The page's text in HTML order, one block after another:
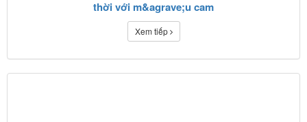
thời với m&agrave;u cam
Xem tiếp